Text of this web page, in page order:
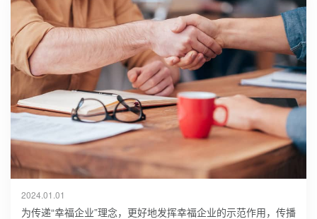
2024.01.01
为传递“幸福企业”理念，更好地发挥幸福企业的示范作用，传播